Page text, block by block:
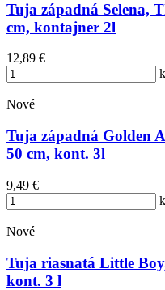
Tuja západná Selena,
cm, kontajner 2l
12,89 €
Nové
Tuja západná Golden
50 cm, kont. 3l
9,49 €
Nové
Tuja riasnatá Little
kont. 3 l